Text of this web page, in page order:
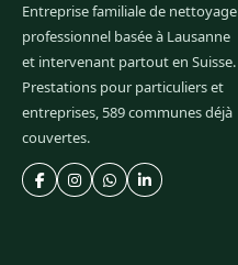
Entreprise familiale de nettoyage
professionnel basée à Lausanne
et intervenant partout en Suisse.
Prestations pour particuliers et
entreprises, 589 communes déjà
couvertes.